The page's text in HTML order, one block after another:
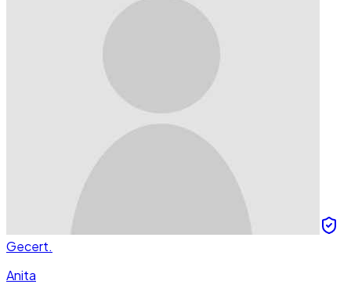
Gecert.
Anita